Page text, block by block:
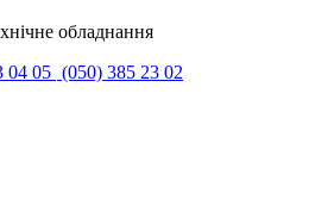
обладнання
04 05 (050) 385 23 02